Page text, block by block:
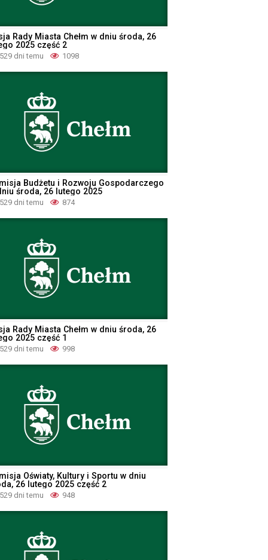
Rady Miasta Chełm w dniu środa, 26
2025 część 2
529 dni temu 1098
Budżetu i Rozwoju Gospodarczego
środa, 26 lutego 2025
529 dni temu 874
Rady Miasta Chełm w dniu środa, 26
2025 część 1
529 dni temu 998
Oświaty, Kultury i Sportu w dniu
26 lutego 2025 część 2
529 dni temu 948